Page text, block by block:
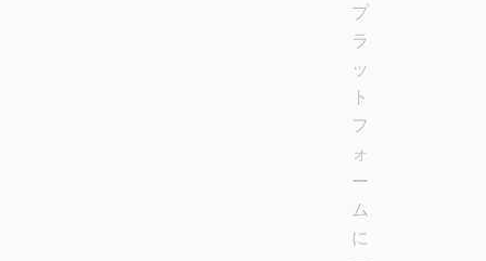
プ
ラ
ッ
ト
フ
ォ
ー
ム
に